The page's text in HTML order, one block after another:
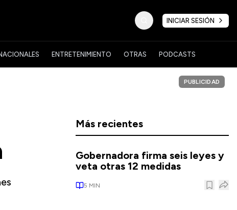
INICIAR SESIÓN
ENTRETENIMIENTO OTRAS PODCASTS
PUBLICIDAD
Más recientes
Gobernadora firma seis leyes y
veta otras 12 medidas
5 MIN